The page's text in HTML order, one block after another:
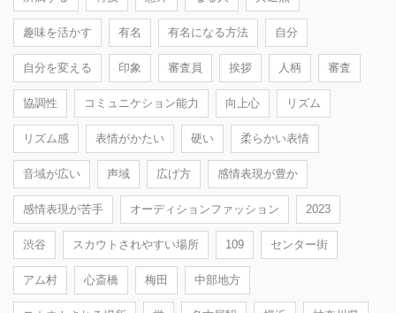
趣味を活かす 有名 有名になる方法 自分
自分を変える 印象 審査員 挨拶 人柄 審査
協調性 コミュニケション能力 向上心 リズム
リズム感 表情がかたい 硬い 柔らかい表情
音域が広い 声域 広げ方 感情表現が豊か
感情表現が苦手 オーディションファッション 2023
渋谷 スカウトされやすい場所 109 センター街
アム村 心斎橋 梅田 中部地方